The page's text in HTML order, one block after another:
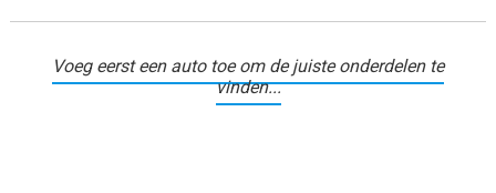
Voeg eerst een auto toe om de juiste onderdelen te
vinden...